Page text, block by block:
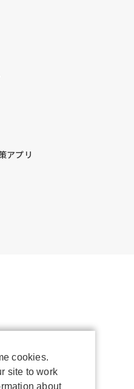
アプリ
cookies.
site to work
about